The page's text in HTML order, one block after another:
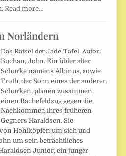
Read more…
Norländern
Das Rätsel der Jade-Tafel. Autor:
Buchan, John. Ein übler alter
Schurke namens Albinus, sowie
Troth, der Sohn eines der anderen
Schurken, planen zusammen
einen Rachefeldzug gegen die
Nachkommen ihres früheren
Gegners Haraldsen. Sie
Hohlköpfen um sich und
um sein beträchtliches
Junior, ein junger